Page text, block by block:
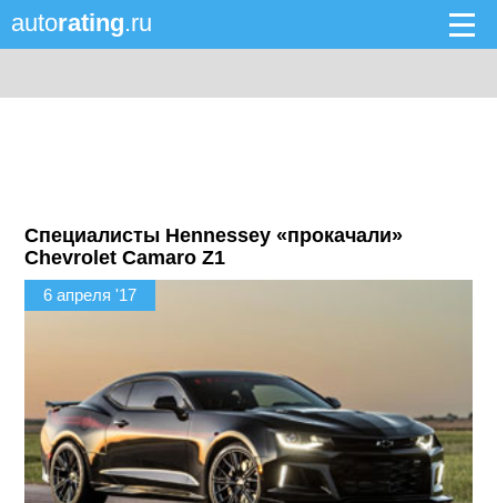
autorating.ru
Специалисты Hennessey «прокачали»
Chevrolet Camaro Z1
6 апреля '17